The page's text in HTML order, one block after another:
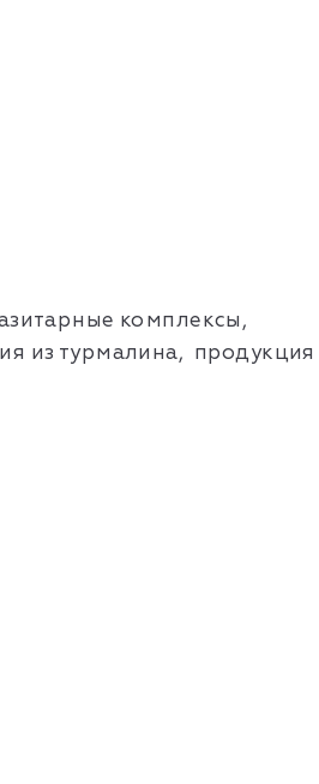
комплексы,
из турмалина, продукция